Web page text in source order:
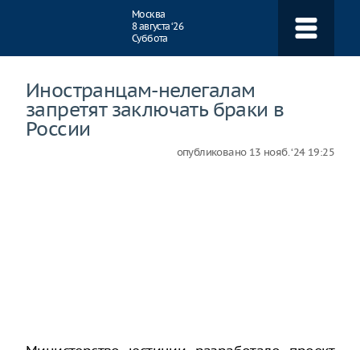
Москва
8 августа ‘26
Суббота
Иностранцам-нелегалам
запретят заключать браки в
России
опубликовано 13 нояб. ‘24 19:25